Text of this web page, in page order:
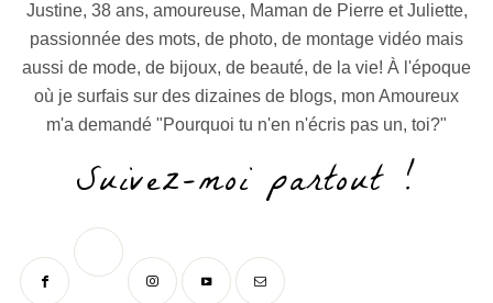
Justine, 38 ans, amoureuse, Maman de Pierre et Juliette,
passionnée des mots, de photo, de montage vidéo mais
aussi de mode, de bijoux, de beauté, de la vie! À l'époque
où je surfais sur des dizaines de blogs, mon Amoureux
m'a demandé "Pourquoi tu n'en n'écris pas un, toi?"
Suivez-moi partout !